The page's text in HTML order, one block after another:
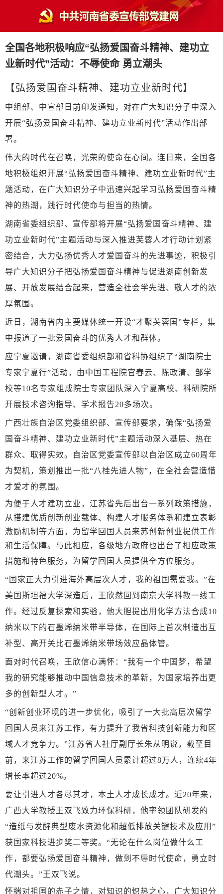
全国各地积极响应“弘扬爱国奋斗精神、建功立
业新时代”活动：不辱使命 勇立潮头
【弘扬爱国奋斗精神、建功立业新时代】
中组部、中宣部日前印发通知，对在广大知识分子中深入
开展“弘扬爱国奋斗精神、建功立业新时代”活动作出部
署。
伟大的时代在召唤，光荣的使命在心间。连日来，全国各
地积极组织开展“弘扬爱国奋斗精神、建功立业新时代”主
题活动，在广大知识分子中迅速兴起学习弘扬爱国奋斗精
神的热潮，践行时代使命与担当的热情。
湖南省委组织部、宣传部将开展“弘扬爱国奋斗精神、建
功立业新时代”主题活动与深入推进芙蓉人才行动计划紧
密结合，大力弘扬优秀人才爱国奋斗的先进事迹，积极引
导广大知识分子把弘扬爱国奋斗精神与促进湖南创新发
展、开放发展结合起来，营造全社会学先进、敬人才的浓
厚氛围。
近日，湖南省内主要媒体统一开设“才聚芙蓉国”专栏，集
中报道了一批爱国奋斗的优秀人才和群体。
应宁夏邀请，湖南省委组织部和省科协组织了“湖南院士
专家宁夏行”活动，由中国工程院官春云、陈政清、邹学
校等10名专家组成院士专家团队深入宁夏高校、科研院所
开展技术咨询指导、学术报告20多场次。
广西壮族自治区党委组织部、宣传部要求，确保“弘扬爱
国奋斗精神、建功立业新时代”主题活动深入基层、热在
群众、取得实效。自治区党委宣传部以自治区成立60周年
为契机，策划推出一批“八桂先进人物”，在全社会营造惜
才爱才的氛围。
为便于人才建功立业，江苏省先后出台一系列政策措施，
从搭建优质创新创业载体、构建人才服务体系和建立表彰
激励机制等方面，为留学回国人员来苏创新创业提供工作
和生活保障。与此相应，各级地方政府也出台了相应政策
措施和特色服务，为留学回国人员提供全方位服务。
“国家正大力引进海外高层次人才，我的祖国需要我。”在
美国斯坦福大学深造后，王欣然回到南京大学科教一线工
作。经过反复探索和实验，他大胆提出用化学方法合成10
纳米以下的石墨烯纳米带半导体，在国际上首次制造出互
补型、高开关比石墨烯纳米带场效应晶体管。
面对时代召唤，王欣信心满怀： “我有一个中国梦，希望
我的研究能够推动中国信息技术的革新，为国家培养出更
多的创新型人才。”
“创新创业环境的进一步优化，吸引了一大批高层次留学
回国人员来江苏工作，有力提升了我省科技创新能力和区
域人才竞争力。”江苏省人社厅副厅长朱从明说，截至目
前，来江苏工作的留学回国人员累计超过8万人，连续4年
增长率超过20%。
要让引进人才各尽其才，本土人才成长成才。近20年来，
广西大学教授王双飞致力环保科研，他率领团队研发的
“造纸与发酵典型废水资源化和超低排放关键技术及应用”
获国家科技进步奖二等奖。“无论在什么岗位做什么工
作，都要弘扬爱国奋斗精神，做到不辱时代使命，勇立时
代潮头。”王双飞说。
怀揣对祖国的赤子之情，对知识的炽热之心，广大知识分